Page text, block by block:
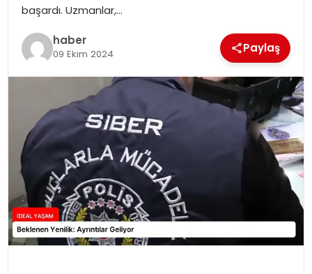
SOSYAL HABER
başardı. Uzmanlar,…
haber
09 Ekim 2024 Paylaş